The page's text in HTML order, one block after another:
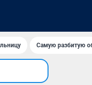
Самую разбитую